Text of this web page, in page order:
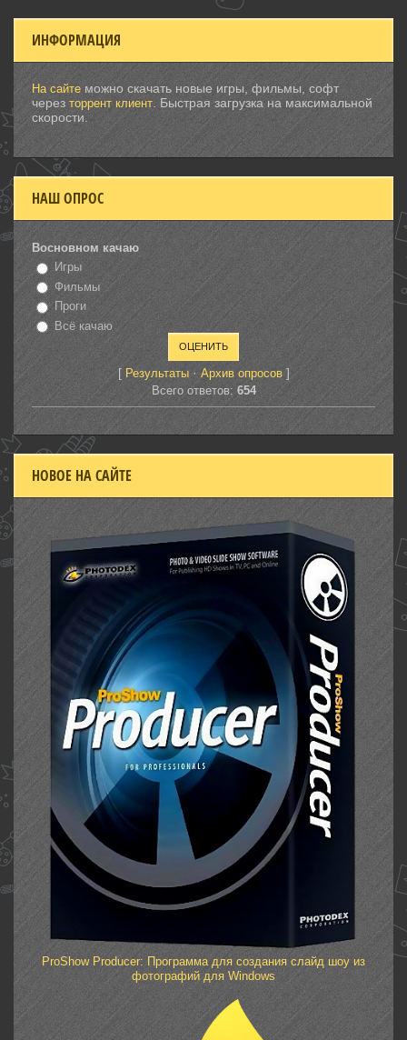
ИНФОРМАЦИЯ
На сайте можно скачать новые игры, фильмы, софт
через торрент клиент . Быстрая загрузка на максимальной
скорости.
НАШ ОПРОС
Восновном качаю
Игры
Фильмы
Проги
Всё качаю
[ Результаты· Архив опросов]
Всего ответов: 654
НОВОЕ НА САЙТЕ
ProShow Producer: Программа для создания слайд шоу из
фотографий для Windows